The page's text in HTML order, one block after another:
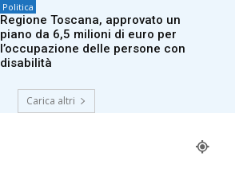
Politica
Regione Toscana, approvato un
piano da 6,5 milioni di euro per
l’occupazione delle persone con
disabilità
Carica altri